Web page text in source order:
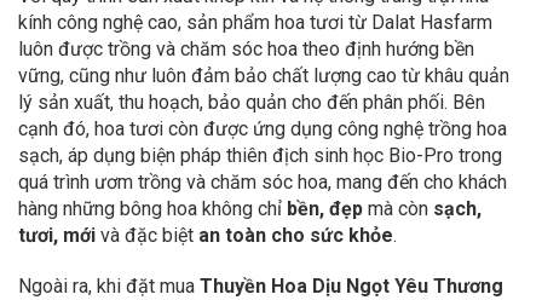
kính công nghệ cao, sản phẩm hoa tươi từ Dalat Hasfarm
luôn được trồng và chăm sóc hoa theo định hướng bền
vững, cũng như luôn đảm bảo chất lượng cao từ khâu quản
lý sản xuất, thu hoạch, bảo quản cho đến phân phối. Bên
cạnh đó, hoa tươi còn được ứng dụng công nghệ trồng hoa
sạch, áp dụng biện pháp thiên địch sinh học Bio-Pro trong
quá trình ươm trồng và chăm sóc hoa, mang đến cho khách
hàng những bông hoa không chỉ bền, đẹp mà còn sạch,
tươi, mới và đặc biệt an toàn cho sức khỏe.
Ngoài ra, khi đặt mua Thuyền Hoa Dịu Ngọt Yêu Thương